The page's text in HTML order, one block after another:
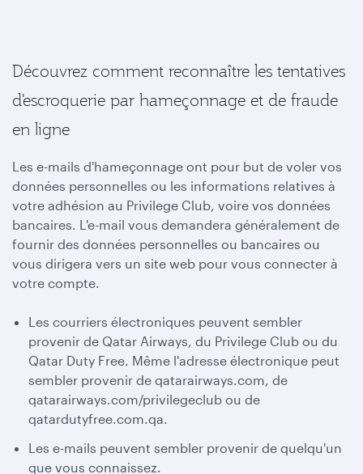
Découvrez comment reconnaître les tentatives
d'escroquerie par hameçonnage et de fraude
en ligne
Les e-mails d'hameçonnage ont pour but de voler vos
données personnelles ou les informations relatives à
votre adhésion au Privilege Club, voire vos données
bancaires. L'e-mail vous demandera généralement de
fournir des données personnelles ou bancaires ou
vous dirigera vers un site web pour vous connecter à
votre compte.
Les courriers électroniques peuvent sembler
provenir de Qatar Airways, du Privilege Club ou du
Qatar Duty Free. Même l'adresse électronique peut
sembler provenir de qatarairways.com, de
qatarairways.com/privilegeclub ou de
qatardutyfree.com.qa.
Les e-mails peuvent sembler provenir de quelqu'un
que vous connaissez.